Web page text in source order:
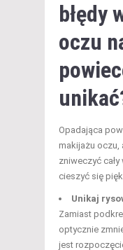
błędy
oczu
Opadająca
makijażu oczu,
zniweczyć
cieszyć się
Unikaj
Zamiast
optycznie
jest